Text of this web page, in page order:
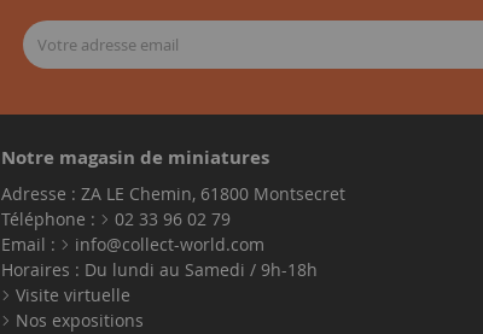
Notre magasin de miniatures
Adresse : ZA LE Chemin, 61800 Montsecret
Téléphone :
02 33 96 02 79
Email :
info@collect-world.com
Horaires : Du lundi au Samedi / 9h-18h
Visite virtuelle
Nos expositions